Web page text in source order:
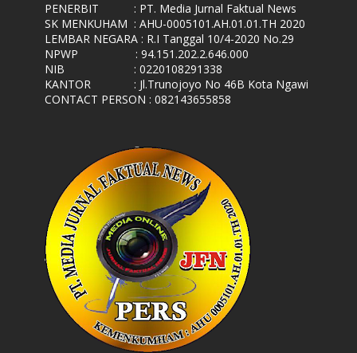
PENERBIT
: PT. Media Jurnal Faktual News
SK MENKUHAM : AHU-0005101.AH.01.01.TH 2020
LEMBAR NEGARA : R.I Tanggal 10/4-2020 No.29
NPWP
: 94.151.202.2.646.000
NIB
: 0220108291338
KANTOR
: Jl.Trunojoyo No 46B Kota Ngawi
CONTACT PERSON : 082143655858